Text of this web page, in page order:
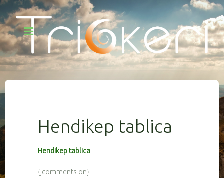
Hendikep tablica
Hendikep tablica
{jcomments on}